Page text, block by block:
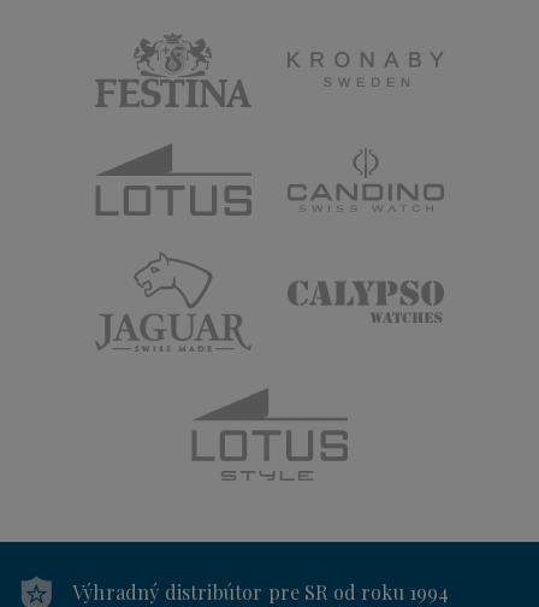
Výhradný distribútor pre SR od roku 1994